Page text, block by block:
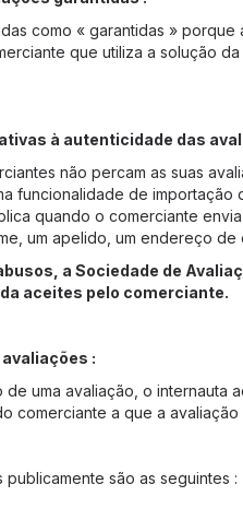
como « garantidas »
que utiliza a solução
à autenticidade das
não percam as suas
funcionalidade de
quando o comerciante
um apelido, um endereço
a Sociedade de
aceites pelo comerciante.
:
de uma avaliação, o
comerciante a que a
são as seguintes :